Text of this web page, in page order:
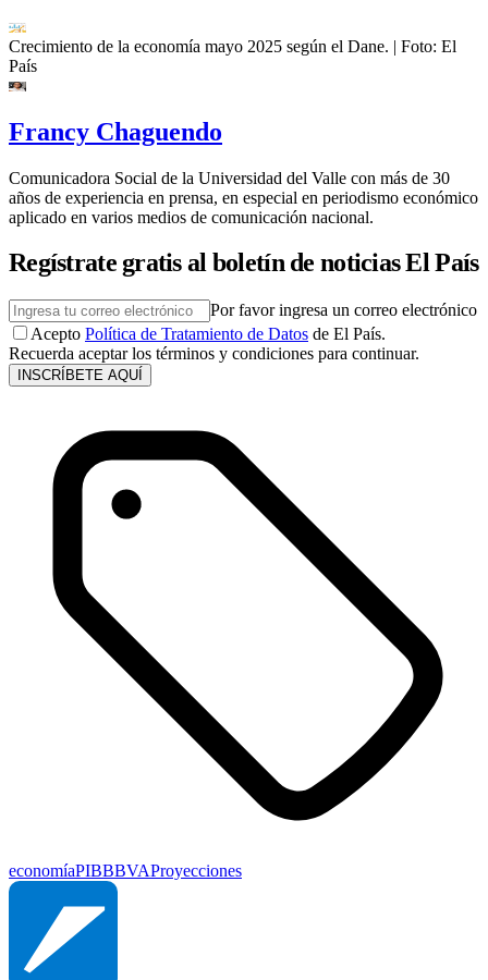
Crecimiento de la economía mayo 2025 según el Dane. | Foto: El
País
Francy Chaguendo
Comunicadora Social de la Universidad del Valle con más de 30
años de experiencia en prensa, en especial en periodismo económico
aplicado en varios medios de comunicación nacional.
Regístrate gratis al boletín de noticias El País
Por favor ingresa un correo electrónico
Acepto Política de Tratamiento de Datos de El País.
Recuerda aceptar los términos y condiciones para continuar.
INSCRÍBETE AQUÍ
economíaPIBBBVAProyecciones